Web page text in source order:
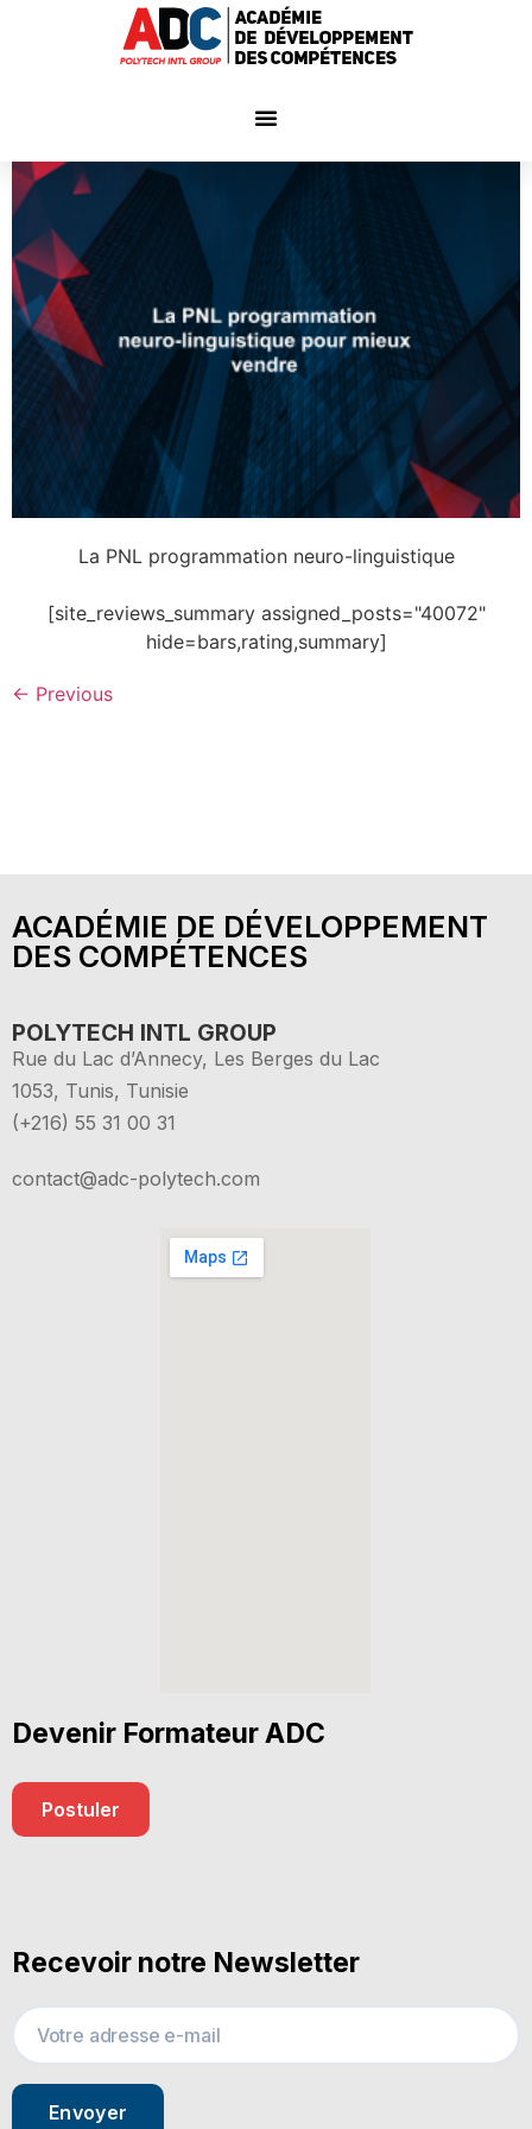
La PNL programmation neuro-linguistique
[site_reviews_summary assigned_posts="40072"
hide=bars,rating,summary]
← Previous
ACADÉMIE DE DÉVELOPPEMENT
DES COMPÉTENCES
POLYTECH INTL GROUP
Rue du Lac d’Annecy, Les Berges du Lac
1053, Tunis, Tunisie
(+216) 55 31 00 31
contact@adc-polytech.com
Devenir Formateur ADC
Postuler
Recevoir notre Newsletter
Envoyer